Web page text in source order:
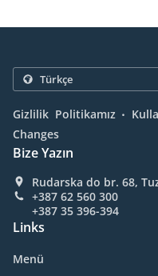
Gizlilik Politikamız .
Changes
Bize Yazın
Rudarska do br. 68,
+387 62 560 300
+387 35 396-394
Links
Menü